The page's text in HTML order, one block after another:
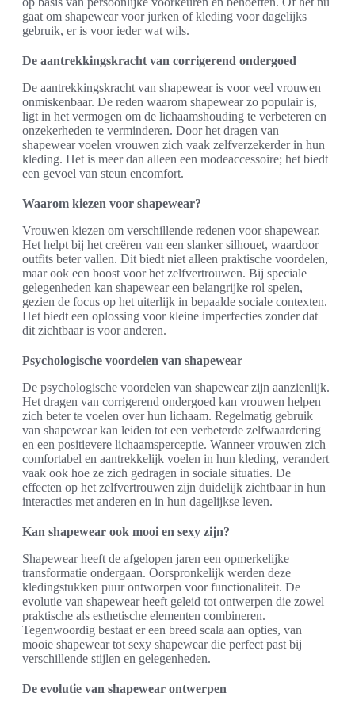
gaat om shapewear voor jurken of kleding voor dagelijks
gebruik, er is voor ieder wat wils.
De aantrekkingskracht van corrigerend ondergoed
De aantrekkingskracht van shapewear is voor veel vrouwen
onmiskenbaar. De reden waarom shapewear zo populair is,
ligt in het vermogen om de lichaamshouding te verbeteren en
onzekerheden te verminderen. Door het dragen van
shapewear voelen vrouwen zich vaak zelfverzekerder in hun
kleding. Het is meer dan alleen een modeaccessoire; het biedt
een gevoel van steun encomfort.
Waarom kiezen voor shapewear?
Vrouwen kiezen om verschillende redenen voor shapewear.
Het helpt bij het creëren van een slanker silhouet, waardoor
outfits beter vallen. Dit biedt niet alleen praktische voordelen,
maar ook een boost voor het zelfvertrouwen. Bij speciale
gelegenheden kan shapewear een belangrijke rol spelen,
gezien de focus op het uiterlijk in bepaalde sociale contexten.
Het biedt een oplossing voor kleine imperfecties zonder dat
dit zichtbaar is voor anderen.
Psychologische voordelen van shapewear
De psychologische voordelen van shapewear zijn aanzienlijk.
Het dragen van corrigerend ondergoed kan vrouwen helpen
zich beter te voelen over hun lichaam. Regelmatig gebruik
van shapewear kan leiden tot een verbeterde zelfwaardering
en een positievere lichaamsperceptie. Wanneer vrouwen zich
comfortabel en aantrekkelijk voelen in hun kleding, verandert
vaak ook hoe ze zich gedragen in sociale situaties. De
effecten op het zelfvertrouwen zijn duidelijk zichtbaar in hun
interacties met anderen en in hun dagelijkse leven.
Kan shapewear ook mooi en sexy zijn?
Shapewear heeft de afgelopen jaren een opmerkelijke
transformatie ondergaan. Oorspronkelijk werden deze
kledingstukken puur ontworpen voor functionaliteit. De
evolutie van shapewear heeft geleid tot ontwerpen die zowel
praktische als esthetische elementen combineren.
Tegenwoordig bestaat er een breed scala aan opties, van
mooie shapewear tot sexy shapewear die perfect past bij
verschillende stijlen en gelegenheden.
De evolutie van shapewear ontwerpen